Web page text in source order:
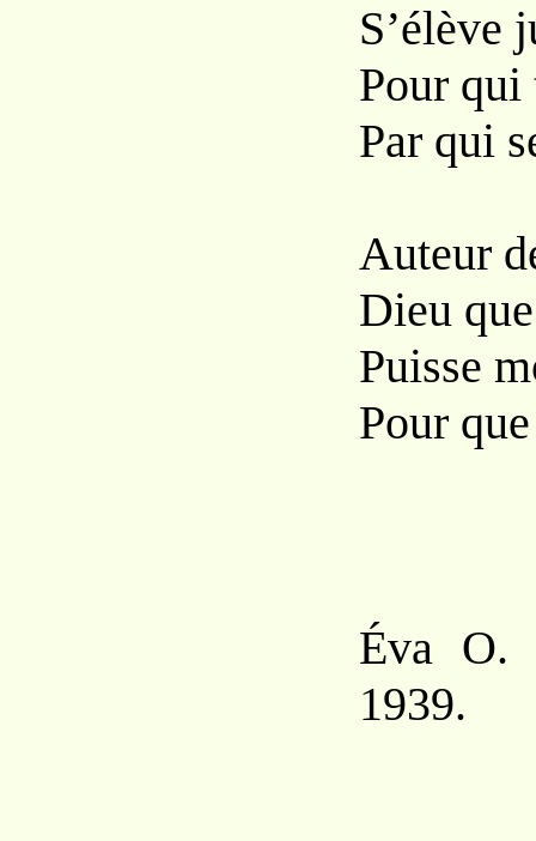
S’élève
Pour
Par qui
Auteur
Dieu
Puisse
Pour
Éva O.
1939.